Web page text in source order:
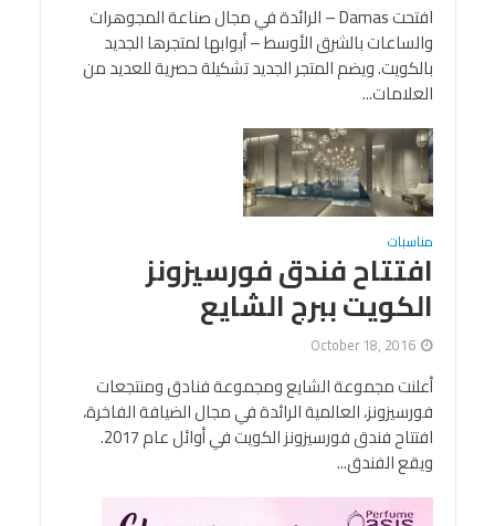
افتحت Damas – الرائدة في مجال صناعة المجوهرات
والساعات بالشرق الأوسط – أبوابها لمتجرها الجديد
بالكويت. ويضم المتجر الجديد تشكيلة حصرية للعديد من
العلامات...
مناسبات
افتتاح فندق فورسيزونز
الكويت ببرج الشايع
October 18, 2016
أعلنت مجموعة الشايع ومجموعة فنادق ومنتجعات
فورسيزونز، العالمية الرائدة في مجال الضيافة الفاخرة،
افتتاح فندق فورسيزونز الكويت في أوائل عام 2017.
ويقع الفندق...